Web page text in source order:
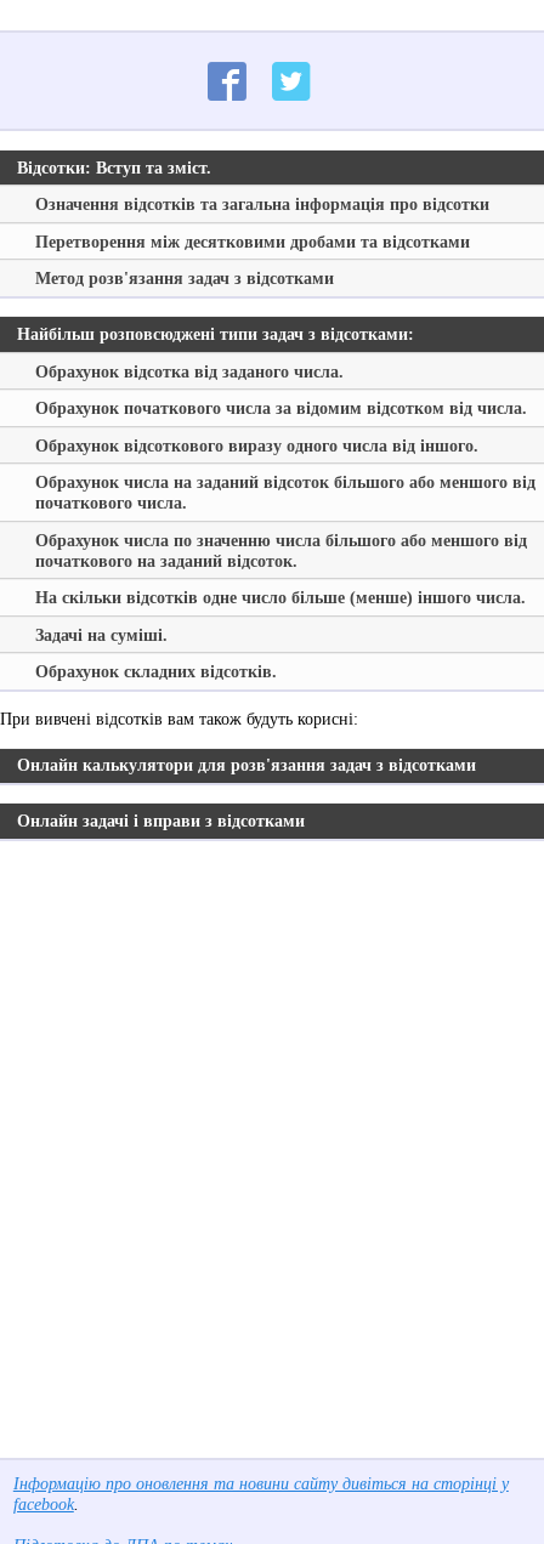
Відсотки: Вступ та зміст.
Означення відсотків та загальна інформація про відсотки
Перетворення між десятковими дробами та відсотками
Метод розв'язання задач з відсотками
Найбільш розповсюджені типи задач з відсотками:
Обрахунок відсотка від заданого числа.
Обрахунок початкового числа за відомим відсотком від числа.
Обрахунок відсоткового виразу одного числа від іншого.
Обрахунок числа на заданий відсоток більшого або меншого від
початкового числа.
Обрахунок числа по значенню числа більшого або меншого від
початкового на заданий відсоток.
На скільки відсотків одне число більше (менше) іншого числа.
Задачі на суміші.
Обрахунок складних відсотків.
При вивчені відсотків вам також будуть корисні:
Онлайн калькулятори для розв'язання задач з відсотками
Онлайн задачі і вправи з відсотками
Інформацію про оновлення та новини сайту дивіться на сторінці у
facebook.